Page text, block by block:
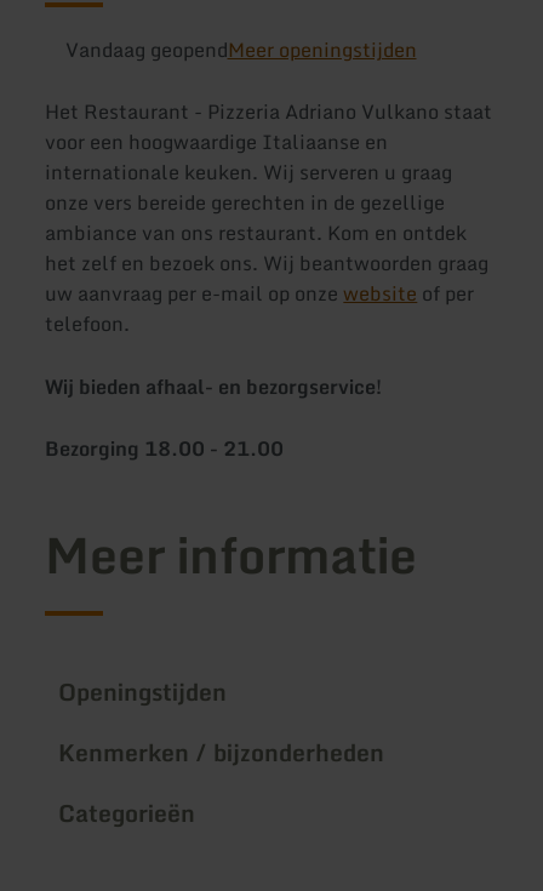
Vandaag geopendMeer openingstijden
Het Restaurant - Pizzeria Adriano Vulkano staat
voor een hoogwaardige Italiaanse en
internationale keuken. Wij serveren u graag
onze vers bereide gerechten in de gezellige
ambiance van ons restaurant. Kom en ontdek
het zelf en bezoek ons. Wij beantwoorden graag
uw aanvraag per e-mail op onzewebsiteof per
telefoon.
Wij bieden afhaal- en bezorgservice!
Bezorging 18.00 - 21.00
Meer informatie
Openingstijden
Kenmerken / bijzonderheden
Categorieën